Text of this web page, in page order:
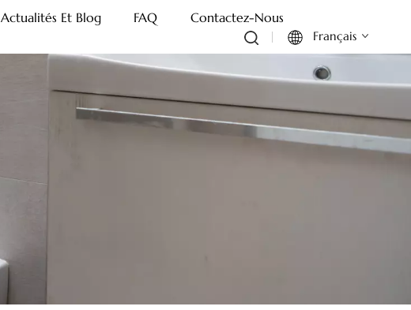
Actualités Et Blog FAQ Contactez-Nous
Français
Français